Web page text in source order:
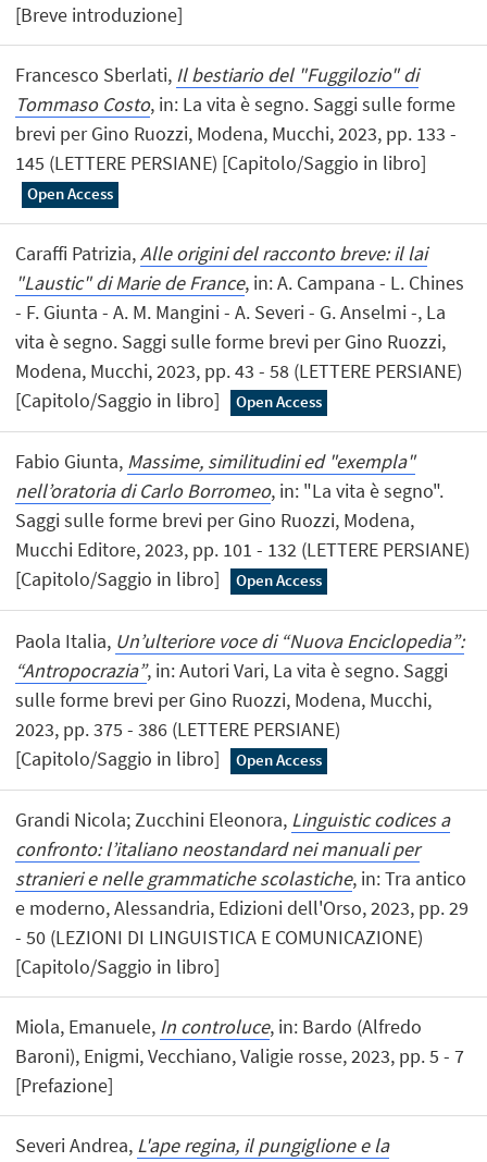
[Breve introduzione]
Francesco Sberlati, Il bestiario del "Fuggilozio" di
Tommaso Costo, in: La vita è segno. Saggi sulle forme
brevi per Gino Ruozzi, Modena, Mucchi, 2023, pp. 133 -
145 (LETTERE PERSIANE) [Capitolo/Saggio in libro]
Open Access
Caraffi Patrizia,Alle origini del racconto breve: il lai
"Laustic" di Marie de France, in: A. Campana - L. Chines
- F. Giunta - A. M. Mangini - A. Severi - G. Anselmi -, La
vita è segno. Saggi sulle forme brevi per Gino Ruozzi,
Modena, Mucchi, 2023, pp. 43 - 58 (LETTERE PERSIANE)
[Capitolo/Saggio in libro]
Open Access
Fabio Giunta, Massime, similitudini ed "exempla"
nell’oratoria di Carlo Borromeo, in: "La vita è segno".
Saggi sulle forme brevi per Gino Ruozzi, Modena,
Mucchi Editore, 2023, pp. 101 - 132 (LETTERE PERSIANE)
[Capitolo/Saggio in libro]
Open Access
Paola Italia, Un’ulteriore voce di “Nuova Enciclopedia”:
“Antropocrazia”, in: Autori Vari, La vita è segno. Saggi
sulle forme brevi per Gino Ruozzi, Modena, Mucchi,
2023, pp. 375 - 386 (LETTERE PERSIANE)
[Capitolo/Saggio in libro]
Open Access
Grandi Nicola; Zucchini Eleonora, Linguistic codices a
confronto: l’italiano neostandard nei manuali per
stranieri e nelle grammatiche scolastiche, in: Tra antico
e moderno, Alessandria, Edizioni dell'Orso, 2023, pp. 29
- 50 (LEZIONI DI LINGUISTICA E COMUNICAZIONE)
[Capitolo/Saggio in libro]
Miola, Emanuele, In controluce, in: Bardo (Alfredo
Baroni), Enigmi, Vecchiano, Valigie rosse, 2023, pp. 5 - 7
[Prefazione]
Severi Andrea, L'ape regina, il pungiglione e la